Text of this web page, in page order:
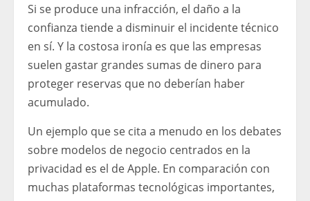
Si se produce una infracción, el daño a la
confianza tiende a disminuir el incidente técnico
en sí. Y la costosa ironía es que las empresas
suelen gastar grandes sumas de dinero para
proteger reservas que no deberían haber
acumulado.
Un ejemplo que se cita a menudo en los debates
sobre modelos de negocio centrados en la
privacidad es el de Apple. En comparación con
muchas plataformas tecnológicas importantes,